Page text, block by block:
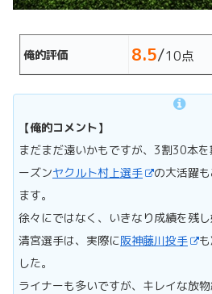
俺的評価 8.5/10点
【俺的コメント】
まだまだ遠いかもですが、3割30本
ーズンヤクルト村上選手
の大活躍
ます。
徐々にではなく、いきなり成績を残
清宮選手は、実際に阪神藤川投手
した。
ライナーも多いですが、キレイな放